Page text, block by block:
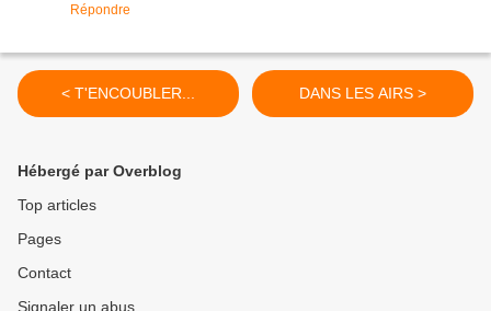
Répondre
< T'ENCOUBLER... DANS LES AIRS >
Hébergé par Overblog
Top articles
Pages
Contact
Signaler un abus